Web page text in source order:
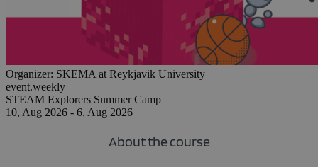
Organizer: SKEMA at Reykjavik University
event.weekly
STEAM Explorers Summer Camp
10, Aug 2026 - 6, Aug 2026
About the course